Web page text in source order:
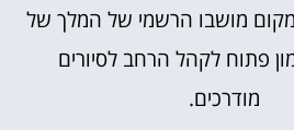
מושבו הרשמי של המלך של
פתוח לקהל הרחב לסיורים
מודרכים.